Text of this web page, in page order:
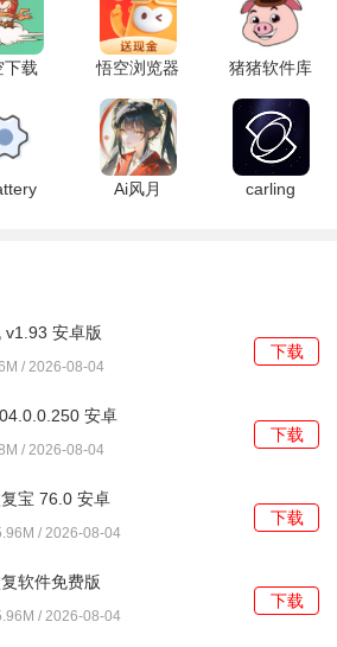
功邀请一人可得6小时无限流量使用，
时无限流量。
有稳定可靠的网络连接，随时随地都
境，无论是在家中、办公室还是外
无需安装任何插件，简单方便，一键
的加速记录，随时查看加速效果，了
下载
悟空浏览器
能免费观看
版 17.9.0
最新版
猪猪软件库
3.4版本 3.4
官方版
Ai风月
carling
v1.93 安卓版
/ 2026-08-04
下载
安卓
/ 2026-08-04
下载
宝 76.0 安卓
/ 2026-08-04
下载
软件免费版
版 / 2026-08-04
下载